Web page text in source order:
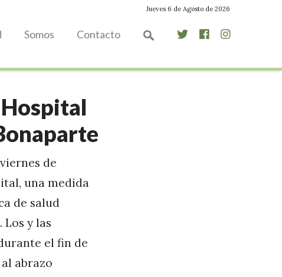
Jueves 6 de Agosto de 2026
Somos Contacto
de
una medida
de salud
y las
el fin de
abrazo